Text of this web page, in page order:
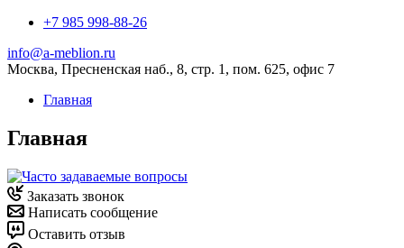
+7 985 998-88-26
info@a-meblion.ru
Москва, Пресненская наб., 8, стр. 1, пом. 625, офис 7
Главная
Главная
Заказать звонок
Написать сообщение
Оставить отзыв